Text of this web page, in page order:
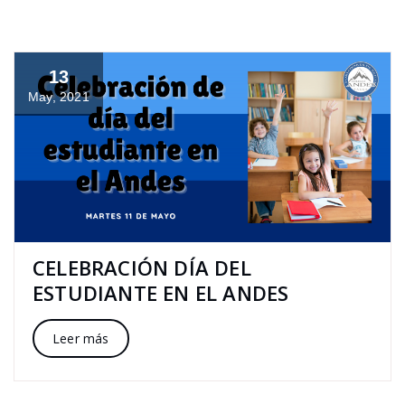
13
May, 2021
CELEBRACIÓN DÍA DEL
ESTUDIANTE EN EL ANDES
Leer más